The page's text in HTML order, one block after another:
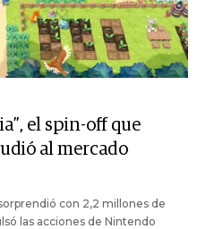
el spin-off que
al mercado
con 2,2 millones de
las acciones de Nintendo